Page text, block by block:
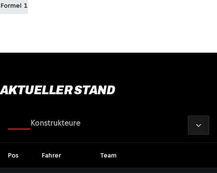
Formel 1
AKTUELLER STAND
Konstrukteure
Pos Fahrer Team